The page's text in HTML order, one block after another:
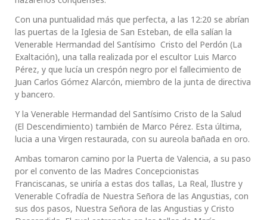
Con una puntualidad más que perfecta, a las 12:20 se abrían
las puertas de la Iglesia de San Esteban, de ella salían la
Venerable Hermandad del Santísimo Cristo del Perdón (La
Exaltación), una talla realizada por el escultor Luis Marco
Pérez, y que lucía un crespón negro por el fallecimiento de
Juan Carlos Gómez Alarcón, miembro de la junta de directiva
y bancero.
Y la Venerable Hermandad del Santísimo Cristo de la Salud
(El Descendimiento) también de Marco Pérez. Esta última,
lucia a una Virgen restaurada, con su aureola bañada en oro.
Ambas tomaron camino por la Puerta de Valencia, a su paso
por el convento de las Madres Concepcionistas
Franciscanas, se uniría a estas dos tallas, La Real, Ilustre y
Venerable Cofradía de Nuestra Señora de las Angustias, con
sus dos pasos, Nuestra Señora de las Angustias y Cristo